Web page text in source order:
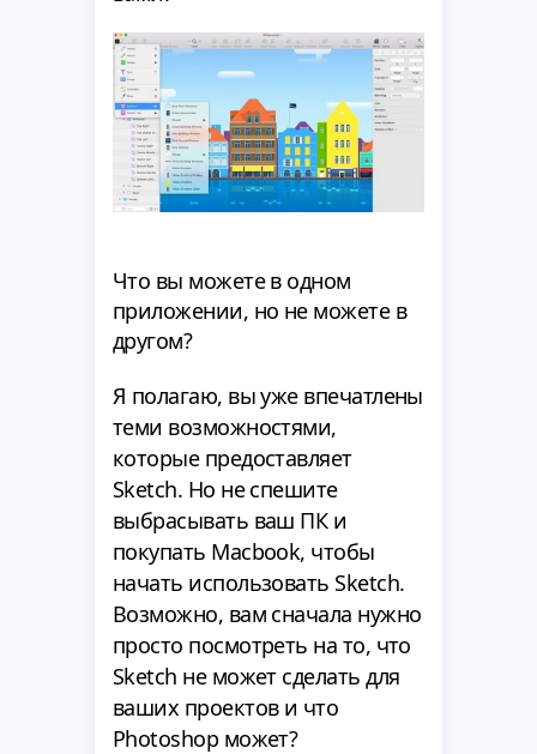
Что вы можете в одном
приложении, но не можете в
другом?
Я полагаю, вы уже впечатлены
теми возможностями,
которые предоставляет
Sketch. Но не спешите
выбрасывать ваш ПК и
покупать Macbook, чтобы
начать использовать Sketch.
Возможно, вам сначала нужно
просто посмотреть на то, что
Sketch не может сделать для
ваших проектов и что
Photoshop может?